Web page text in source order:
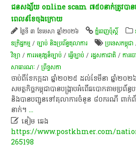
ជនសង្ស័យ​ online​ scam​ ៧៥០​នាក់​ត្រូវ​បាន​ប
ពេល​៩​ខែ​ចុង​ក្រោយ​
ថ្ងៃទី ៣ ខែមេសា ឆ្នាំ២០២៦ ភ្នំពេញប៉ុស្តិ៍
ឧក្រិដ្ឋកម្ម /ច្បាប់ និងប្រព័ន្ធតុលាការ ប្រទេសកម្ពុជា
វិទ្យា /ការអនុវត្ត​ន៏​ច្បាប់ /ធ្វើច្បាប់ /រដ្ឋសភា​ជាតិ /ការ
សាធារណៈ /ព្រឹទ្ធសភា
ចាប់ពី​ខែកក្កដា​ ឆ្នាំ​២០២៥​ ដល់​ខែមីនា​ ឆ្នាំ​២០
សមត្ថកិច្ច​កម្ពុជា​បាន​បង្ក្រាប​អំពើ​ឆបោក​តាម​ប្រព័
និង​បាន​បញ្ជូន​ទៅ​តុលាការ​ចំនួន​ ៨០​ករណី​ ពា
នាក់​។​...
 នៀម ឆេង
https://www.postkhmer.com/
265198